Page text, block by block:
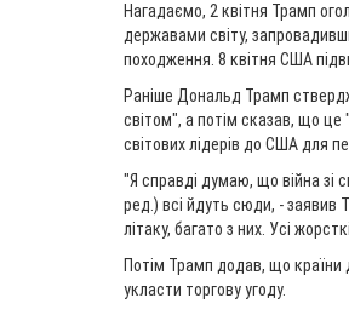
Нагадаємо, 2 квітня Трамп
державами світу,
походження. 8 квітня США
Раніше Дональд Трамп
світом", а потім сказав, що це
світових лідерів до США для
"Я справді думаю, що війна зі
ред.) всі йдуть сюди, - заявив
літаку, багато з них. Усі
Потім Трамп додав, що країни
укласти торгову угоду.